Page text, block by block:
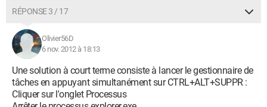
(x86)\SuperCopier2\SuperCopier2.exe
O4 - HKCU\..\Run: [Skype] "C:\Program Files
(x86)\Skype\Phone\Skype.exe" /minimized /regrun
O4 - HKCU\..\Run: [msnmsgr] "C:\Program Files
(x86)\Windows Live\Messenger\msnmsgr.exe" /background
O4 - HKCU\..\Run: [Sidebar] C:\Program Files\Windows
Sidebar\sidebar.exe /autoRun
O4 - HKCU\..\Run: [RESTART_STICKY_NOTES]
C:\Windows\System32\StikyNot.exe
RÉPONSE 3 / 17
Olivier56D
6 nov. 2012 à 18:13
Une solution à court terme consiste à lancer le gestionnaire de
tâches en appuyant simultanément sur CTRL+ALT+SUPPR :
Cliquer sur l'onglet Processus